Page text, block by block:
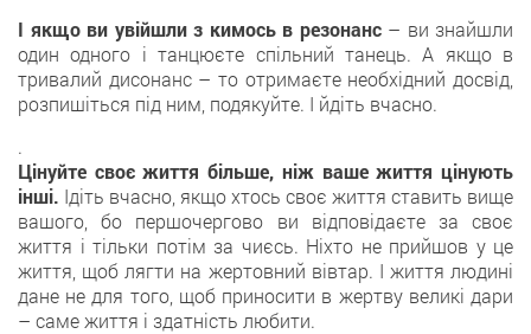
І якщо ви увійшли з кимось в резонанс– ви знайшли
один одного і танцюєте спільний танець. А якщо в
тривалий дисонанс – то отримаєте необхідний досвід,
розпишіться під ним, подякуйте. І йдіть вчасно.
.
Цінуйте своє життя більше, ніж ваше життя цінують
інші. Ідіть вчасно, якщо хтось своє життя ставить вище
вашого, бо першочергово ви відповідаєте за своє
життя і тільки потім за чиєсь. Ніхто не прийшов у це
життя, щоб лягти на жертовний вівтар. І життя людині
дане не для того, щоб приносити в жертву великі дари
– саме життя і здатність любити.